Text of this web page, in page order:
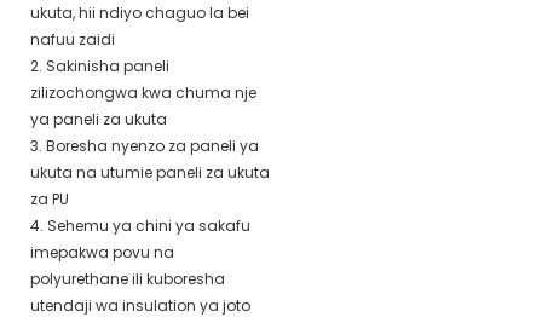
ukuta, hii ndiyo chaguo la bei
nafuu zaidi
2. Sakinisha paneli
zilizochongwa kwa chuma nje
ya paneli za ukuta
3. Boresha nyenzo za paneli ya
ukuta na utumie paneli za ukuta
za PU
4. Sehemu ya chini ya sakafu
imepakwa povu na
polyurethane ili kuboresha
utendaji wa insulation ya joto